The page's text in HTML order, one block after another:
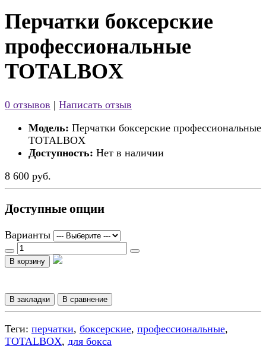
Перчатки боксерские
профессиональные
TOTALBOX
0 отзывов | Написать отзыв
Модель: Перчатки боксерские профессиональные
TOTALBOX
Доступность: Нет в наличии
8 600 руб.
Доступные опции
Варианты
В корзину
В закладки В сравнение
Теги: перчатки, боксерские, профессиональные,
TOTALBOX, для бокса